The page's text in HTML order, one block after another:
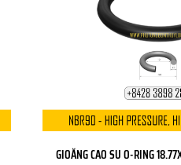
GIOĂNG CAO SU O-RING